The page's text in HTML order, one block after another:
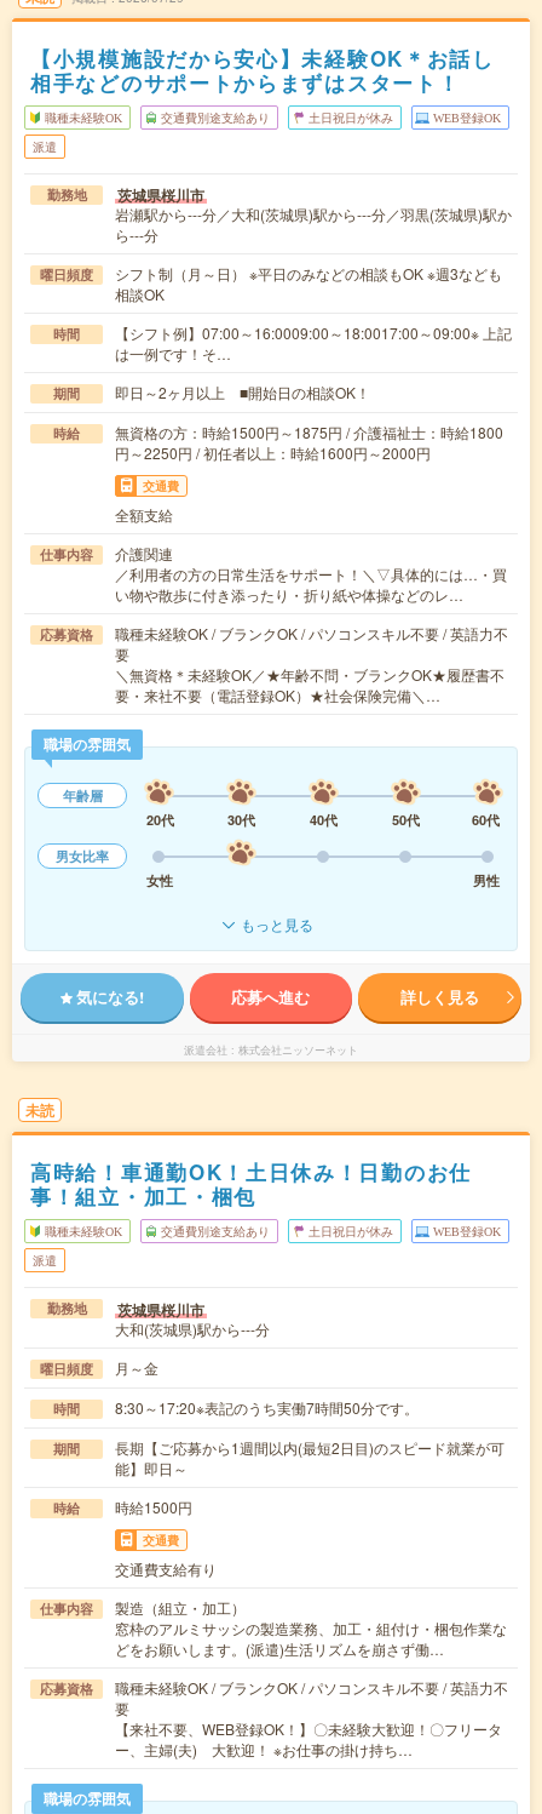
【小規模施設だから安心】未経験OK＊お話し
相手などのサポートからまずはスタート！
職種未経験OK 交通費別途支給あり 土日祝日が休み WEB登録OK
派遣
勤務地 茨城県桜川市
岩瀬駅から---分／大和(茨城県)駅から---分／羽黒(茨城県)駅か
ら---分
曜日頻度
シフト制（月～日） ※平日のみなどの相談もOK ※週3なども
相談OK
時間
【シフト例】07:00～16:0009:00～18:0017:00～09:00※ 上記
は一例です！そ…
期間 即日～2ヶ月以上 ■開始日の相談OK！
時給
無資格の方：時給1500円～1875円 / 介護福祉士：時給1800
円～2250円 / 初任者以上：時給1600円～2000円
交通費
全額支給
仕事内容
介護関連
／利用者の方の日常生活をサポート！＼▽具体的には…・買
い物や散歩に付き添ったり・折り紙や体操などのレ…
応募資格
職種未経験OK / ブランクOK / パソコンスキル不要 / 英語力不
要
＼無資格＊未経験OK／★年齢不問・ブランクOK★履歴書不
要・来社不要（電話登録OK）★社会保険完備＼…
職場の雰囲気
年齢層
20代
30代 40代 50代
60代
男女比率
女性
男性
もっと見る
気になる! 応募へ進む 詳しく見る
派遣会社 株式会社ニッソーネット
未読
高時給！車通勤OK！土日休み！日勤のお仕
事！組立・加工・梱包
職種未経験OK 交通費別途支給あり 土日祝日が休み WEB登録OK
派遣
勤務地 茨城県桜川市
大和(茨城県)駅から---分
曜日頻度 月～金
時間 8:30～17:20※表記のうち実働7時間50分です。
期間
長期【ご応募から1週間以内(最短2日目)のスピード就業が可
能】即日～
時給 時給1500円
交通費
交通費支給有り
仕事内容
製造（組立・加工）
窓枠のアルミサッシの製造業務、加工・組付け・梱包作業な
どをお願いします。(派遣)生活リズムを崩さず働…
応募資格
職種未経験OK / ブランクOK / パソコンスキル不要 / 英語力不
要
【来社不要、WEB登録OK！】〇未経験大歓迎！〇フリータ
ー、主婦(夫) 大歓迎！ ※お仕事の掛け持ち…
職場の雰囲気